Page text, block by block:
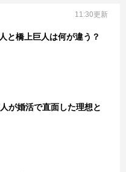
11:30更新
と橋上巨人は何が違う？
が婚活で直面した理想と